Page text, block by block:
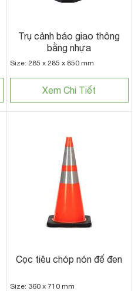
Trụ cảnh báo giao thông
bằng nhựa
Size: 285 x 285 x 850 mm
Xem Chi Tiết
Cọc tiêu chóp nón đế đen
Size: 360 x 710 mm